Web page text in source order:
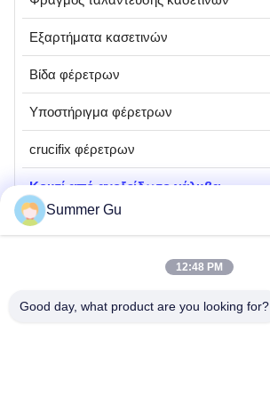
Εξαρτήματα κασετινών
Βίδα φέρετρων
Υποστήριγμα φέρετρων
crucifix φέρετρων
Κουτί από ανοξείδωτο χάλυβα
Mrs. Summer Gu
Summer Gu
12:48 PM
Good day, what product are you looking for?